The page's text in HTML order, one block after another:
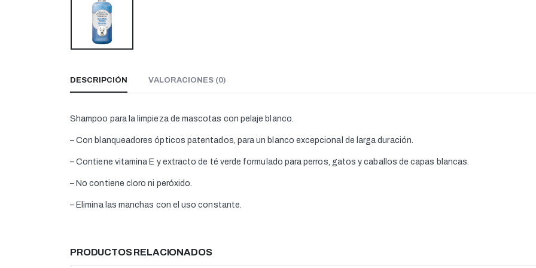
DESCRIPCIÓN VALORACIONES (0)
Shampoo para la limpieza de mascotas con pelaje blanco.
– Con blanqueadores ópticos patentados, para un blanco excepcional de larga duración.
– Contiene vitamina E y extracto de té verde formulado para perros, gatos y caballos de capas blancas.
– No contiene cloro ni peróxido.
– Elimina las manchas con el uso constante.
PRODUCTOS RELACIONADOS